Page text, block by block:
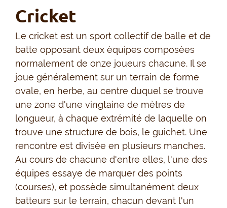
Cricket
Le cricket est un sport collectif de balle et de
batte opposant deux équipes composées
normalement de onze joueurs chacune. Il se
joue généralement sur un terrain de forme
ovale, en herbe, au centre duquel se trouve
une zone d'une vingtaine de mètres de
longueur, à chaque extrémité de laquelle on
trouve une structure de bois, le guichet. Une
rencontre est divisée en plusieurs manches.
Au cours de chacune d'entre elles, l'une des
équipes essaye de marquer des points
(courses), et possède simultanément deux
batteurs sur le terrain, chacun devant l'un